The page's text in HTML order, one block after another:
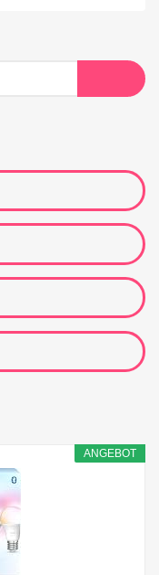
ANGEBOT